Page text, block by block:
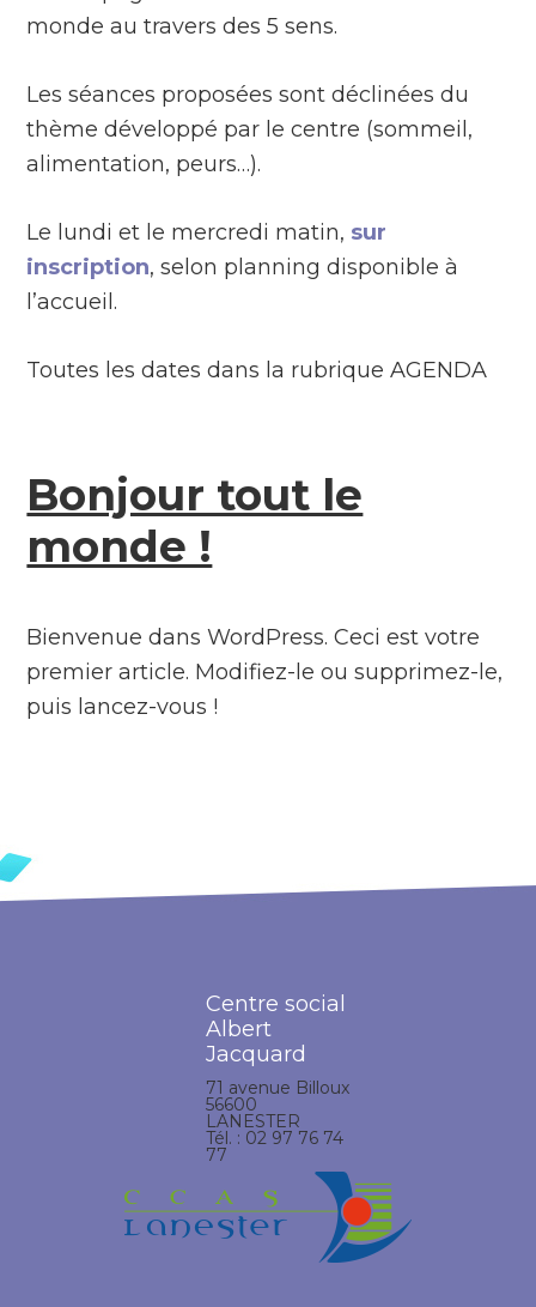
monde au travers des 5 sens.
Les séances proposées sont déclinées du
thème développé par le centre (sommeil,
alimentation, peurs…).
Le lundi et le mercredi matin, sur
inscription, selon planning disponible à
l’accueil.
Toutes les dates dans la rubrique AGENDA
Bonjour tout le
monde !
Bienvenue dans WordPress. Ceci est votre
premier article. Modifiez-le ou supprimez-le,
puis lancez-vous !
Centre social
Albert
Jacquard
71 avenue Billoux
56600
LANESTER
Tél. : 02 97 76 74
77